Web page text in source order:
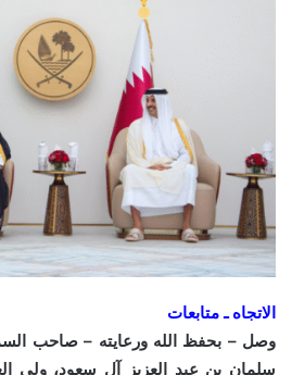
الاتجاه ـ متابعات
وصل – بحفظ الله ورعايته – صاحب
سلمان بن عبد العزيز آل سعود، ولي